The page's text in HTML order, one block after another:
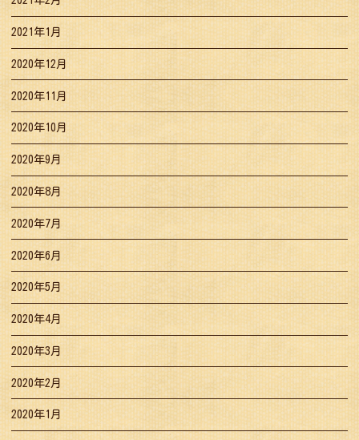
2021年1月
2020年12月
2020年11月
2020年10月
2020年9月
2020年8月
2020年7月
2020年6月
2020年5月
2020年4月
2020年3月
2020年2月
2020年1月